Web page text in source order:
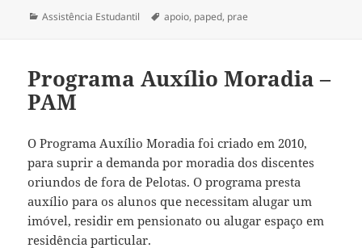
Categorias
Assistência Estudantil Tags
apoio, paped, prae
Programa Auxílio Moradia –
PAM
O Programa Auxílio Moradia foi criado em 2010,
para suprir a demanda por moradia dos discentes
oriundos de fora de Pelotas. O programa presta
auxílio para os alunos que necessitam alugar um
imóvel, residir em pensionato ou alugar espaço em
residência particular.